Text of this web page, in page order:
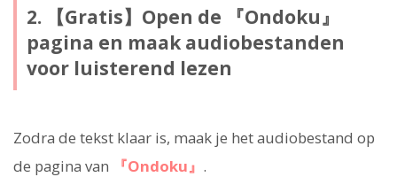
2. 【Gratis】Open de 『Ondoku』
pagina en maak audiobestanden
voor luisterend lezen
Zodra de tekst klaar is, maak je het audiobestand op
de pagina van
『Ondoku』 .